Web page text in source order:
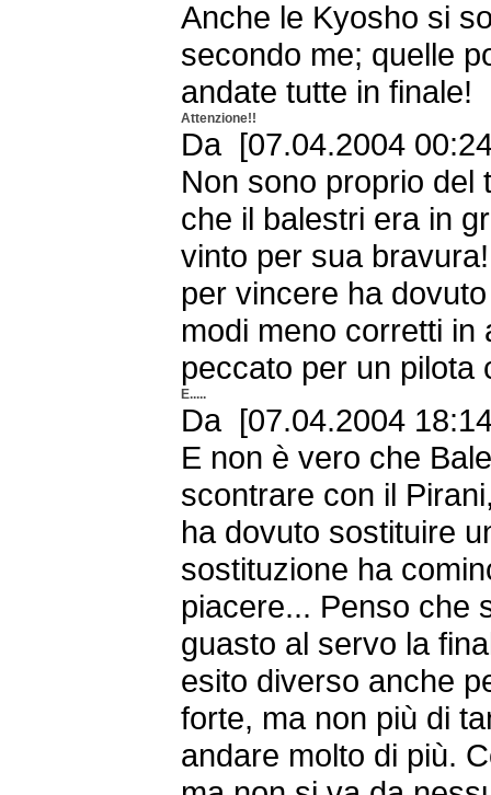
Anche le Kyosho si
secondo me; quelle
andate tutte in finale!
Attenzione!!
Da [07.04.2004
Non sono proprio del
che il balestri era in
vinto per sua
per vincere ha
modi meno corretti
peccato per un pilota
E.....
Da [07.04.2004
E non è vero che
scontrare con il
ha dovuto sostituire
sostituzione ha
piacere... Penso che
guasto al servo la
esito diverso anche
forte, ma non più di
andare molto di più.